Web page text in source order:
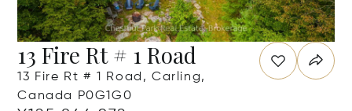
13 Fire Rt # 1 Road
13 Fire Rt # 1 Road, Carling,
Canada P0G1G0